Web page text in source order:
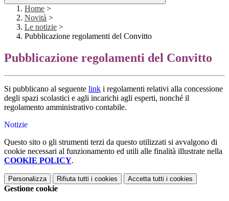
Home >
Novità >
Le notizie >
Pubblicazione regolamenti del Convitto
Pubblicazione regolamenti del Convitto
Si pubblicano al seguente link i regolamenti relativi alla concessione
degli spazi scolastici e agli incarichi agli esperti, nonché il
regolamento amministrativo contabile.
Notizie
Questo sito o gli strumenti terzi da questo utilizzati si avvalgono di
cookie necessari al funzionamento ed utili alle finalità illustrate nella
COOKIE POLICY.
Personalizza Rifiuta tutti i cookies Accetta tutti i cookies
Gestione cookie